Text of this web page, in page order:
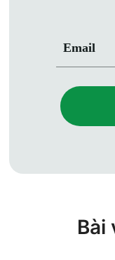
Bài